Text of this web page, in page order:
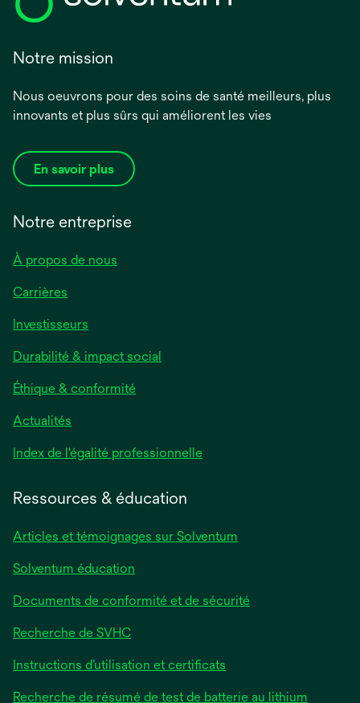
Notre mission
Nous oeuvrons pour des soins de santé meilleurs, plus
innovants et plus sûrs qui améliorent les vies
En savoir plus
Notre entreprise
À propos de nous
Carrières
Investisseurs
Durabilité & impact social
Éthique & conformité
Actualités
Index de l'égalité professionnelles’ouvre
onglet
Ressources & éducation
Articles et témoignages sur Solventum
Solventum éducation
Documents de conformité et de sécurité
Recherche de SVHC
Instructions d’utilisation et certificats
Recherche de résumé de test de batterie au lithium